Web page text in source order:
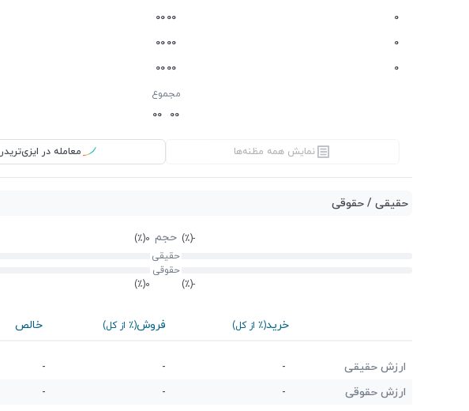
0
0
0
0
0
0
0
0
0
0
0
0
0
0
0
مجموع
0
0
0
0
نمایش همه مظنه‌ها معامله در ایزی‌تریدر
حقیقی / حقوقی
-(٪) حجم 0(٪)
حقیقی
حقوقی
-(٪) 0(٪)
خرید(٪ از کل) فروش(٪ از کل) خالص
ارزش حقیقی -
-
-
ارزش حقوقی
-
-
-